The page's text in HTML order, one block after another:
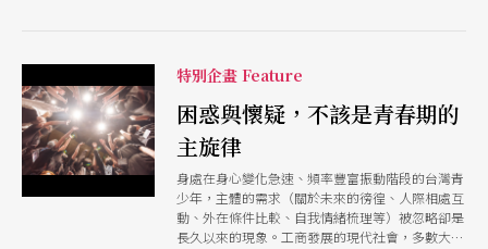
比賽的過去，以及自己成長的過去也回應現在，繼
續思考青少年的戲劇教育如何有其他可能？
特別企畫 Feature
困惑與懷疑，不該是青春期的
主旋律
身處在身心變化急速、頻率豐富振動階段的台灣青
少年，主體的需求（關於未來的徬徨、人際相處互
動、外在條件比較、自我情緒梳理等）被忽略卻是
長久以來的現象。工商發展的現代社會，多數大人